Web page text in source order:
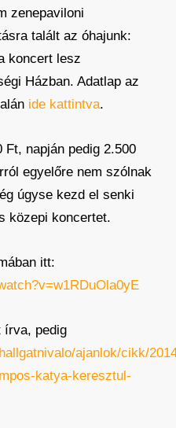
zenepaviloni
talált az óhajunk:
koncert lesz
Házban. Adatlap az
ide kattintva.
Ft, napján pedig 2.500
egyelőre nem szólnak
úgyse kezd el senki
közepi koncertet.
itt:
írva, pedig
ajanlok/cikk/
katya-keresztul-